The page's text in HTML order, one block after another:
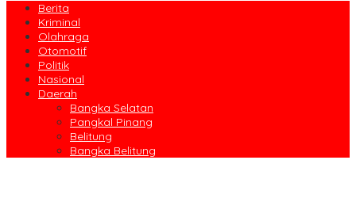
Berita
Kriminal
Olahraga
Otomotif
Politik
Nasional
Daerah
Bangka Selatan
Pangkal Pinang
Belitung
Bangka Belitung